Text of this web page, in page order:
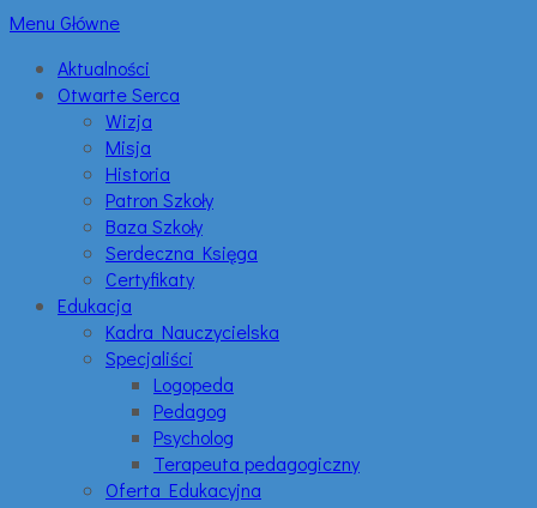
Menu Główne
Aktualności
Otwarte Serca
Wizja
Misja
Historia
Patron Szkoły
Baza Szkoły
Serdeczna Księga
Certyfikaty
Edukacja
Kadra Nauczycielska
Specjaliści
Logopeda
Pedagog
Psycholog
Terapeuta pedagogiczny
Oferta Edukacyjna